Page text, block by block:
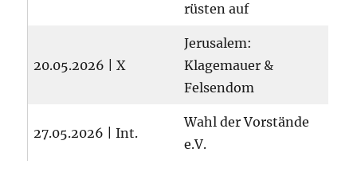
rüsten auf
20.05.2026 | X
Jerusalem:
Klagemauer &
Felsendom
27.05.2026 | Int.
Wahl der Vorstände
e.V.